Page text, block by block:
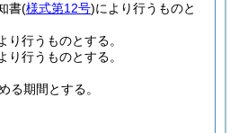
書(様式第12号)により行うものと
行うものとする。
行うものとする。
る期間とする。